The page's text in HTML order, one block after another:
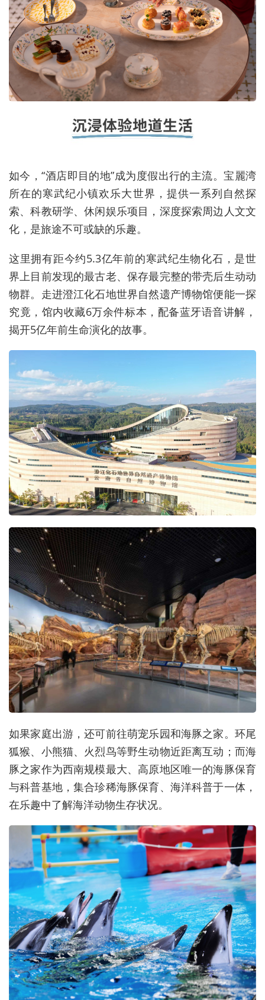
如今，“酒店即目的地”成为度假出行的主流。宝麗湾
所在的寒武纪小镇欢乐大世界，提供一系列自然探
索、科教研学、休闲娱乐项目，深度探索周边人文文
化，是旅途不可或缺的乐趣。
这里拥有距今约5.3亿年前的寒武纪生物化石，是世
界上目前发现的最古老、保存最完整的带壳后生动动
物群。走进澄江化石地世界自然遗产博物馆便能一探
究竟，馆内收藏6万余件标本，配备蓝牙语音讲解，
揭开5亿年前生命演化的故事。
如果家庭出游，还可前往萌宠乐园和海豚之家。环尾
狐猴、小熊猫、火烈鸟等野生动物近距离互动；而海
豚之家作为西南规模最大、高原地区唯一的海豚保育
与科普基地，集合珍稀海豚保育、海洋科普于一体，
在乐趣中了解海洋动物生存状况。